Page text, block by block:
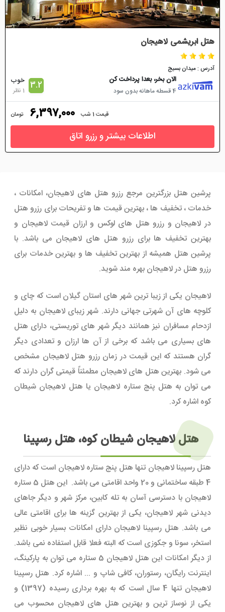
هتل ابریشمی لاهیجان
آدرس : میدان بسیج
الان بخر، بعدا پرداخت کن
4 قسطه ماهانه بدون سود 3.2 خوب
1 نظر
قیمت 1 شب 6,397,000 تومان
اطلاعات بیشتر و رزرو اتاق
پرشین هتل بزرگترین مرجع رزرو هتل های لاهیجان، امکانات ،
خدمات ، تخفیف ها ، بهترین قیمت ها و تفریحات برای رزرو هتل
در لاهیجان و رزرو هتل های لوکس و ارزان قیمت لاهیجان و
بهترین تخفیف ها برای رزرو هتل های لاهیجان می باشد. با
پرشین هتل همیشه از بهترین تخفیف ها و بهترین خدمات برای
رزرو هتل در لاهیجان بهره مند شوید.
لاهیجان یکی از زیبا ترین شهر های استان گیلان است که چای و
کلوچه های آن شهرتی جهانی دارند. شهر زیبای لاهیجان به دلیل
ازدحام مسافران نیز همانند دیگر شهر های توریستی، دارای هتل
های بسیاری می باشد که برخی از آن ها ارزان و تعدادی دیگر
گران هستند که این قیمت در زمان رزرو هتل لاهیجان مشخص
می شود. بهترین هتل های لاهیجان مطمئناً قیمتی گران دارند که
می توان به هتل پنج ستاره لاهیجان یا هتل لاهیجان شیطان
کوه اشاره کرد.
هتل لاهیجان شیطان کوه، هتل رسپینا
هتل رسپینا لاهیجان تنها هتل پنج ستاره لاهیجان است که دارای
4 طبقه ساختمانی و 20 واحد اقامتی می باشد. این هتل 5 ستاره
لاهیجان با دسترسی آسان به تله کابین، مرکز شهر و دیگر جاهای
دیدنی شهر لاهیجان، یکی از بهترین گزینه ها برای اقامتی عالی
می باشد. هتل رسپینا لاهیجان دارای امکانات بسیار خوبی نظیر
استخر، سونا و جکوزی است که البته فعلا قابل استفاده نمی باشد.
از دیگر امکانات این هتل لاهیجان 5 ستاره می توان به پارکینگ،
اینترنت رایگان، رستوران، کافی شاپ و ... اشاره کرد. هتل رسپینا
لاهیجان تنها 4 سال است که به بهره برداری رسیده (1397) و
یکی از نوساز ترین و بهترین هتل های لاهیجان محسوب می